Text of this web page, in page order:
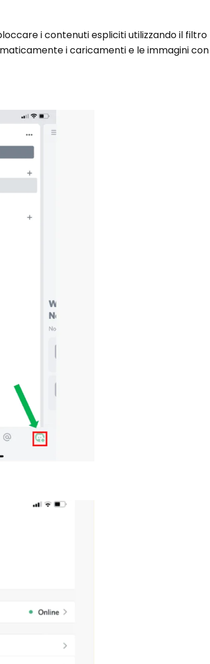
i contenuti espliciti utilizzando il filtro
i caricamenti e le immagini con